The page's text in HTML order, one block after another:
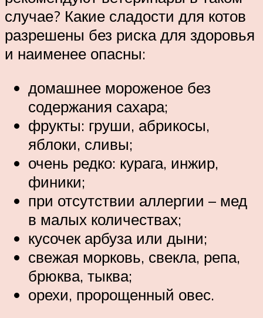
случае? Какие сладости для котов
разрешены без риска для здоровья
и наименее опасны:
домашнее мороженое без
содержания сахара;
фрукты: груши, абрикосы,
яблоки, сливы;
очень редко: курага, инжир,
финики;
при отсутствии аллергии – мед
в малых количествах;
кусочек арбуза или дыни;
свежая морковь, свекла, репа,
брюква, тыква;
орехи, пророщенный овес.